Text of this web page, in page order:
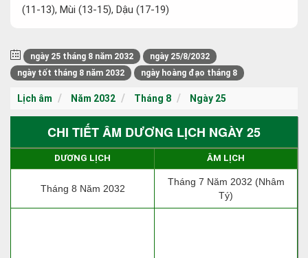
(11-13), Mùi (13-15), Dậu (17-19)
ngày 25 tháng 8 năm 2032
ngày 25/8/2032
ngày tốt tháng 8 năm 2032
ngày hoàng đạo tháng 8
Lịch âm Năm 2032 Tháng 8 Ngày 25
CHI TIẾT ÂM DƯƠNG LỊCH NGÀY 25
DƯƠNG LỊCH ÂM LỊCH
Tháng 8 Năm 2032
Tháng 7 Năm 2032 (Nhâm
Tý)